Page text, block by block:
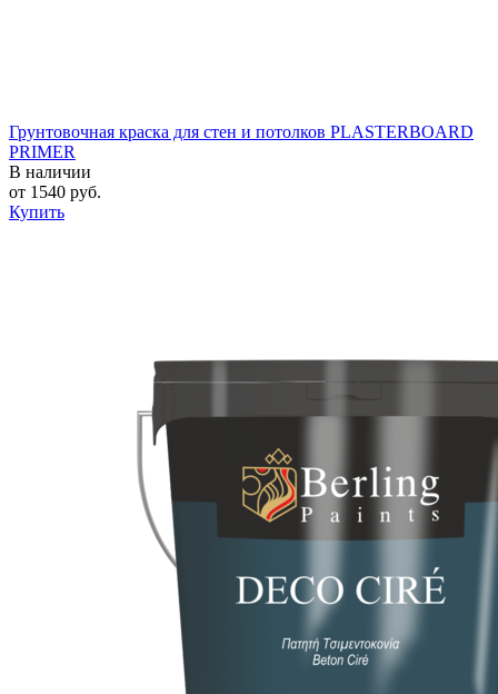
Грунтовочная краска для стен и потолков PLASTERBOARD
PRIMER
В наличии
от 1540 руб.
Купить